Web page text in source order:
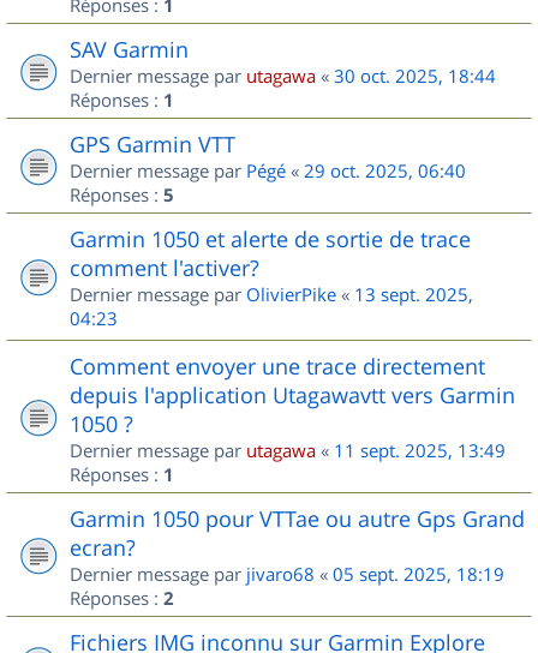
1
SAV Garmin
Dernier message par utagawa « 30 oct. 2025, 18:44
Réponses : 1
GPS Garmin VTT
Dernier message par Pégé « 29 oct. 2025, 06:40
Réponses : 5
Garmin 1050 et alerte de sortie de trace
comment l'activer?
Dernier message par OlivierPike « 13 sept. 2025,
04:23
Comment envoyer une trace directement
depuis l'application Utagawavtt vers Garmin
1050 ?
Dernier message par utagawa « 11 sept. 2025, 13:49
Réponses : 1
Garmin 1050 pour VTTae ou autre Gps Grand
ecran?
Dernier message par jivaro68 « 05 sept. 2025, 18:19
Réponses : 2
Fichiers IMG inconnu sur Garmin Explore